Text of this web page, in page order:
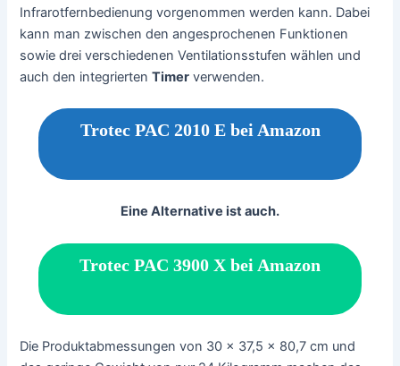
Infrarotfernbedienung vorgenommen werden kann. Dabei
kann man zwischen den angesprochenen Funktionen
sowie drei verschiedenen Ventilationsstufen wählen und
auch den integriertenTimer verwenden.
Trotec PAC 2010 E bei Amazon
Eine Alternative ist auch.
Trotec PAC 3900 X bei Amazon
Die Produktabmessungen von 30 x 37,5 x 80,7 cm und